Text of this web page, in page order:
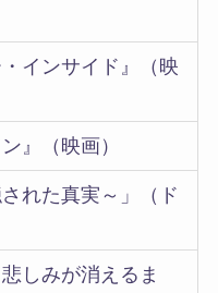
・インサイド』（映
』（映画）
された真実～」（ド
しみが消えるま